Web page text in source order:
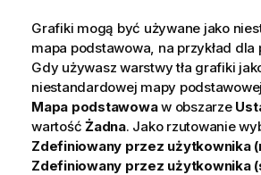
Grafiki mogą być używane jako
mapa podstawowa, na przykład dla
Gdy używasz warstwy tła grafiki
niestandardowej mapy
Mapa podstawowaw obszarze
wartość Żadna. Jako rzutowanie
Zdefiniowany przez użytkownika
Zdefiniowany przez użytkownika